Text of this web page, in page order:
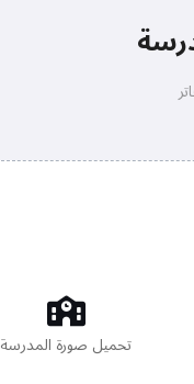
تحميل صورة المدرسة